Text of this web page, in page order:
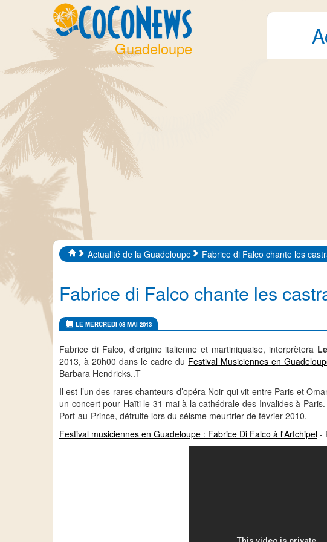
Guadeloupe
Actualité de la Guadeloupe Fabrice di Falco chante les
Fabrice di Falco chante les
LE MERCREDI 08 MAI 2013
Fabrice di Falco, d'origine italienne et martiniquaise, interprètera
2013, à 20h00 dans le cadre du Festival Musiciennes en
Barbara Hendricks..T
Il est l’un des rares chanteurs d’opéra Noir qui vit entre Paris et
un concert pour Haïti le 31 mai à la cathédrale des Invalides à
Port-au-Prince, détruite lors du séisme meurtrier de février 2010.
Festival musiciennes en Guadeloupe : Fabrice Di Falco à l'Artchipel -